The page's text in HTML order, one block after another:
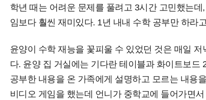
학년 때는 어려운 문제를 풀려고 3시간 고민했는데
임보다 훨씬 재미있다. 1년 내내 수학 공부만 하라
윤양이 수학 재능을 꽃피울 수 있었던 것은 매일
다. 윤양 집 거실에는 기다란 테이블과 화이트보
공부한 내용을 온 가족에게 설명하고 모르는 내용
비디오 게임을 했는데 언니가 중학교에 들어가면